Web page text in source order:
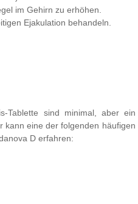
im Gehirn zu erhöhen.
Ejakulation behandeln.
Tablette sind minimal, aber ein
kann eine der folgenden häufigen
D erfahren: